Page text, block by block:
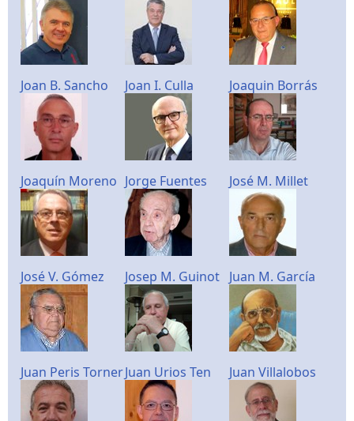
Joan B. Sancho Joan I. Culla Joaquin Borrás
Joaquín Moreno Jorge Fuentes José M. Millet
José V. Gómez Josep M. Guinot Juan M. García
Juan Peris TornerJuan Urios Ten Juan Villalobos